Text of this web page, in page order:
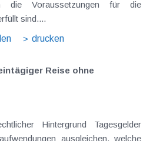
Voraussetzungen für die
sind....
drucken
Reise ohne
Hintergrund Tagesgelder
ausgleichen, welche